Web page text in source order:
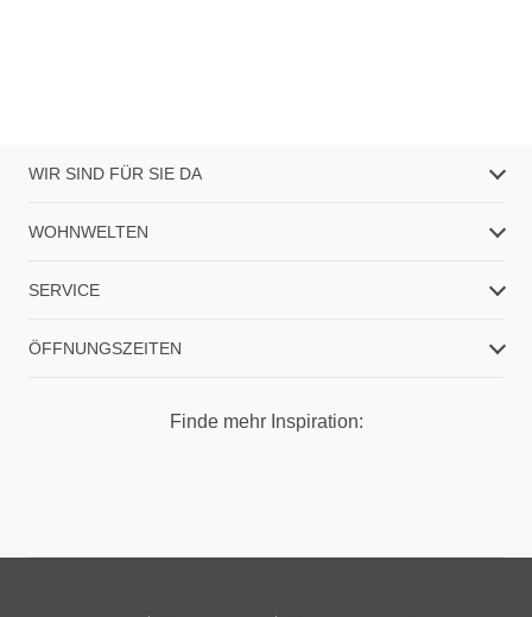
WIR SIND FÜR SIE DA
WOHNWELTEN
SERVICE
ÖFFNUNGSZEITEN
Finde mehr Inspiration: